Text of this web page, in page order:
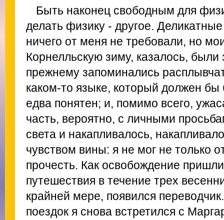
Быть наконец свободным для
делать физику - другое.
ничего от меня не требовали, но
Корнелльскую зиму, казалось,
прежнему запоминались
каком-то языке, который должен
едва понятен; и, помимо всего,
часть, вероятно, с личными
света и накапливалось,
чувством вины: я не мог не только
прочесть. Как освобождение
путешествия в течение трех
крайней мере, появился
поездок я снова встретился с